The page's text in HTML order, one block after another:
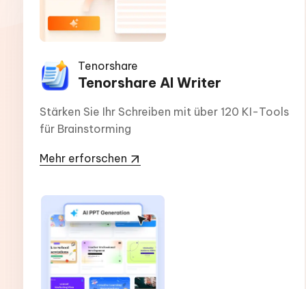
Tenorshare
Tenorshare AI Writer
Stärken Sie Ihr Schreiben mit über 120 KI-Tools
für Brainstorming
Mehr erforschen